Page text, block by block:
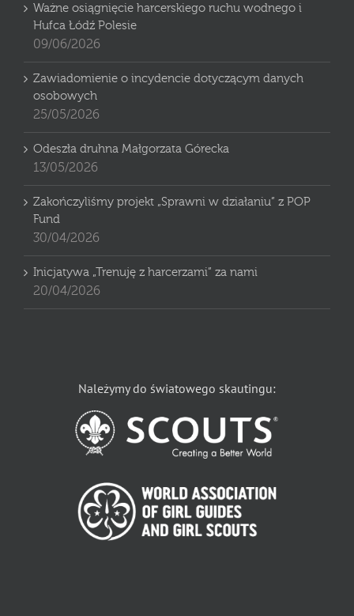
Ważne osiągnięcie harcerskiego ruchu wodnego i
Hufca Łódź Polesie
09/06/2026
Zawiadomienie o incydencie dotyczącym danych
osobowych
25/05/2026
Odeszła druhna Małgorzata Górecka
13/05/2026
Zakończyliśmy projekt „Sprawni w działaniu” z POP
Fund
30/04/2026
Inicjatywa „Trenuję z harcerzami” za nami
20/04/2026
Należymy do światowego skautingu: